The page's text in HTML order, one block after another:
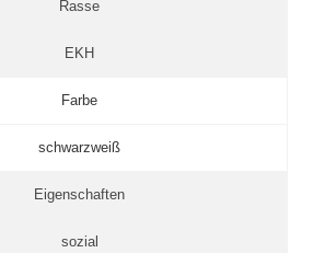
Rasse
EKH
Farbe
schwarzweiß
Eigenschaften
sozial